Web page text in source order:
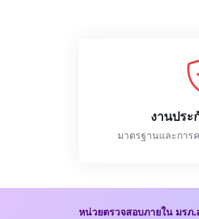
งานปร
มาตรฐานและกา
หน่วยตรวจสอบภายใน มรภ.